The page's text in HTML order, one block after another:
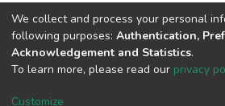
Full item page
We collect and process your personal
following purposes: Authentication,
Acknowledgement and Statistics.
To learn more, please read our privacy
Customize